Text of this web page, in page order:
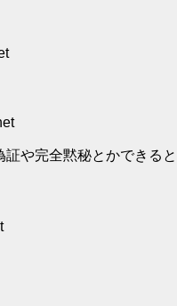
や完全黙秘とかできると